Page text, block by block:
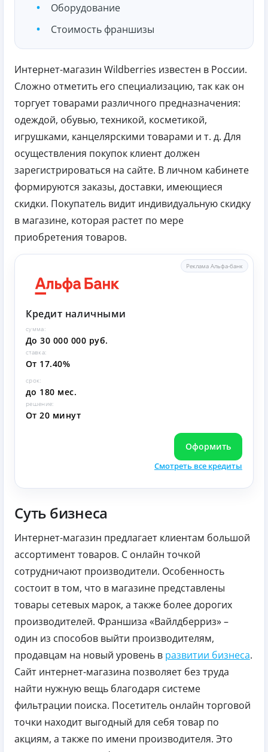
Оборудование
Стоимость франшизы
Интернет-магазин Wildberries известен в России.
Сложно отметить его специализацию, так как он
торгует товарами различного предназначения:
одеждой, обувью, техникой, косметикой,
игрушками, канцелярскими товарами и т. д. Для
осуществления покупок клиент должен
зарегистрироваться на сайте. В личном кабинете
формируются заказы, доставки, имеющиеся
скидки. Покупатель видит индивидуальную скидку
в магазине, которая растет по мере
приобретения товаров.
Реклама Альфа-банк
Кредит наличными
сумма:
До 30 000 000 руб.
ставка:
От 17.40%
срок:
до 180 мес.
решение:
От 20 минут
Оформить
Смотреть все кредиты
Суть бизнеса
Интернет-магазин предлагает клиентам большой
ассортимент товаров. С онлайн точкой
сотрудничают производители. Особенность
состоит в том, что в магазине представлены
товары сетевых марок, а также более дорогих
производителей. Франшиза «Вайлдберриз» –
один из способов выйти производителям,
продавцам на новый уровень в развитии бизнеса.
Сайт интернет-магазина позволяет без труда
найти нужную вещь благодаря системе
фильтрации поиска. Посетитель онлайн торговой
точки находит выгодный для себя товар по
акциям, а также по имени производителя. Это